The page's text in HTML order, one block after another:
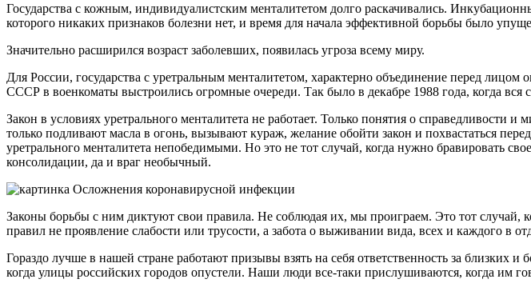
Государства с кожным, индивидуалистским менталитетом долго раскачивались.
которого никаких признаков болезни нет, и время для начала эффективной борьбы было
Значительно расширился возраст заболевших, появилась угроза всему миру.
Для России, государства с уретральным менталитетом, характерно объединение перед
СССР в военкоматы выстроились огромные очереди. Так было в декабре 1988 года, когда
Закон в условиях уретрального менталитета не работает. Только понятия о
только подливают масла в огонь, вызывают кураж, желание обойти закон и похвастаться
уретрального менталитета непобедимыми. Но это не тот случай, когда нужно бравировать
консолидации, да и враг необычный.
Законы борьбы с ним диктуют свои правила. Не соблюдая их, мы проиграем. Это тот
правил не проявление слабости или трусости, а забота о выживании вида, всех и каждого в
Гораздо лучше в нашей стране работают призывы взять на себя ответственность за
когда улицы российских городов опустели. Наши люди все-таки прислушиваются, когда им